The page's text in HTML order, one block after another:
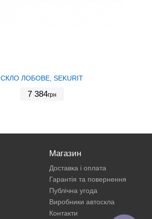
СКЛО ЛОБОВЕ, SEKURIT
7 384грн
Магазин
Доставка і оплата
Гарантія та повернення
Публічна угода
Виробники автоскла
Контакти